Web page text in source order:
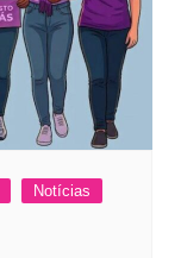
Notícias